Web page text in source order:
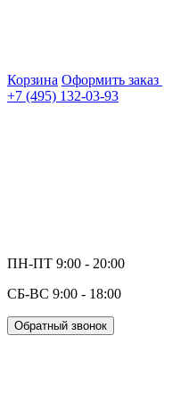
Корзина Оформить заказ
+7 (495) 132-03-93
ПН-ПТ 9:00 - 20:00
СБ-ВС 9:00 - 18:00
Обратный звонок